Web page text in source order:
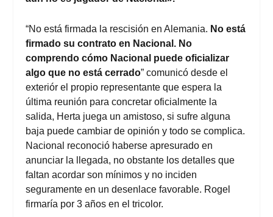
“No está firmada la rescisión en Alemania. No está
firmado su contrato en Nacional. No
comprendo cómo Nacional puede oficializar
algo que no está cerrado” comunicó desde el
exteriór el propio representante que espera la
última reunión para concretar oficialmente la
salida, Herta juega un amistoso, si sufre alguna
baja puede cambiar de opinión y todo se complica.
Nacional reconoció haberse apresurado en
anunciar la llegada, no obstante los detalles que
faltan acordar son mínimos y no inciden
seguramente en un desenlace favorable. Rogel
firmaría por 3 años en el tricolor.